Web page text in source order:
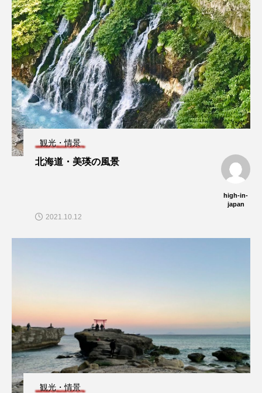
観光・情景
北海道・美瑛の風景
high-in-
japan
2021.10.12
観光・情景